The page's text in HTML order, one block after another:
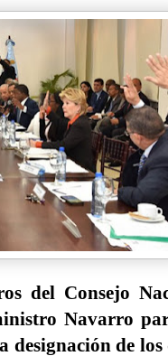
del Consejo
Navarro
designación de